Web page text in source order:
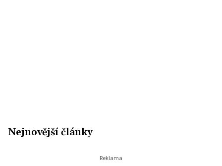
Nejnovější články